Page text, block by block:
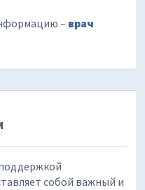
– врач
собой важный и